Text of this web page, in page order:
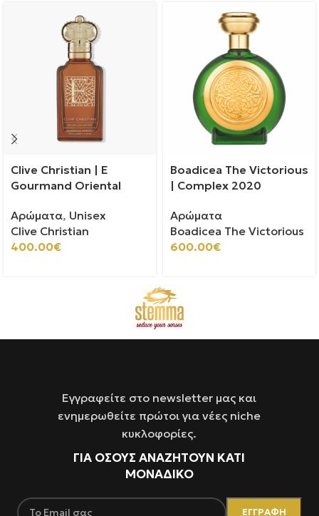
Clive Christian | E
Gourmand Oriental
Αρώματα, Unisex
Clive Christian
400.00€
Boadicea The Victorious
| Complex 2020
Αρώματα
Boadicea The Victorious
600.00€
Εγγραφείτε στο newsletter μας και
ενημερωθείτε πρώτοι για νέες niche
κυκλοφορίες.
ΓΙΑ ΌΣΟΥΣ ΑΝΑΖΗΤΟΥΝ ΚΑΤΙ
ΜΟΝΑΔΙΚΟ